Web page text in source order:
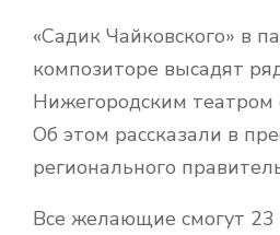
«Садик Чайковского» в
композиторе высадят
Нижегородским театром
Об этом рассказали в
регионального
Все желающие смогут